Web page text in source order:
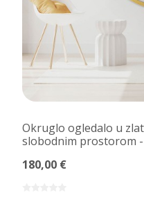
Okruglo ogledalo u
slobodnim prostorom -
180,00 €